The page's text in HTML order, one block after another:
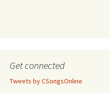
Get connected
Tweets by CSongsOnline